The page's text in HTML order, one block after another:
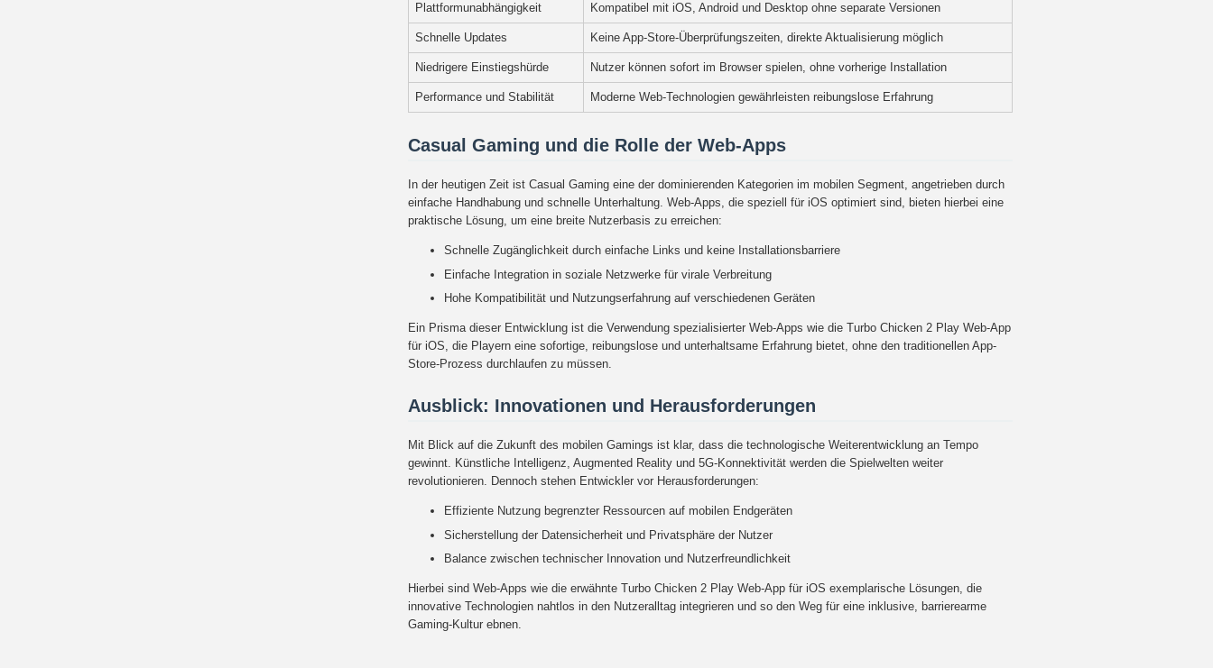
Plattformunabhängigkeit Kompatibel mit iOS, Android und Desktop ohne separate Versionen
Schnelle Updates Keine App-Store-Überprüfungszeiten, direkte Aktualisierung möglich
Niedrigere Einstiegshürde Nutzer können sofort im Browser spielen, ohne vorherige Installation
Performance und Stabilität Moderne Web-Technologien gewährleisten reibungslose Erfahrung
Casual Gaming und die Rolle der Web-Apps
In der heutigen Zeit ist Casual Gaming eine der dominierenden Kategorien im mobilen Segment, angetrieben durch
einfache Handhabung und schnelle Unterhaltung. Web-Apps, die speziell für iOS optimiert sind, bieten hierbei eine
praktische Lösung, um eine breite Nutzerbasis zu erreichen:
Schnelle Zugänglichkeit durch einfache Links und keine Installationsbarriere
Einfache Integration in soziale Netzwerke für virale Verbreitung
Hohe Kompatibilität und Nutzungserfahrung auf verschiedenen Geräten
Ein Prisma dieser Entwicklung ist die Verwendung spezialisierter Web-Apps wie die Turbo Chicken 2 Play Web-App
für iOS, die Playern eine sofortige, reibungslose und unterhaltsame Erfahrung bietet, ohne den traditionellen App-
Store-Prozess durchlaufen zu müssen.
Ausblick: Innovationen und Herausforderungen
Mit Blick auf die Zukunft des mobilen Gamings ist klar, dass die technologische Weiterentwicklung an Tempo
gewinnt. Künstliche Intelligenz, Augmented Reality und 5G-Konnektivität werden die Spielwelten weiter
revolutionieren. Dennoch stehen Entwickler vor Herausforderungen:
Effiziente Nutzung begrenzter Ressourcen auf mobilen Endgeräten
Sicherstellung der Datensicherheit und Privatsphäre der Nutzer
Balance zwischen technischer Innovation und Nutzerfreundlichkeit
Hierbei sind Web-Apps wie die erwähnte Turbo Chicken 2 Play Web-App für iOS exemplarische Lösungen, die
innovative Technologien nahtlos in den Nutzeralltag integrieren und so den Weg für eine inklusive, barrierearme
Gaming-Kultur ebnen.